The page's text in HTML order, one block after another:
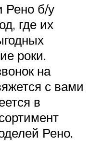
Рено б/у
где их
роки.
на
с вами
в
Рено.